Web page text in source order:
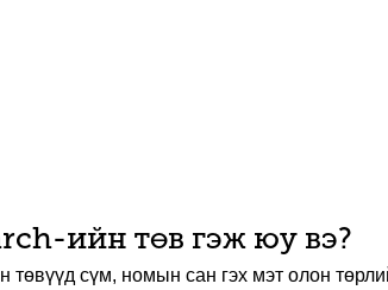
ийн төв гэж юу вэ?
төвүүд сүм, номын сан гэх мэт олон